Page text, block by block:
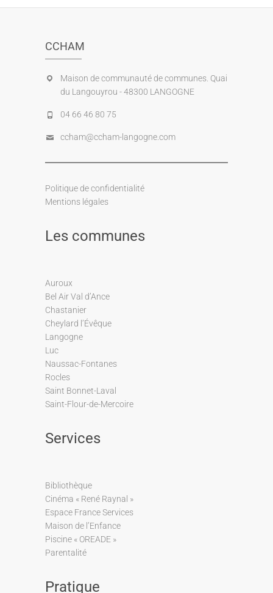
CCHAM
Maison de communauté de communes. Quai
du Langouyrou - 48300 LANGOGNE
04 66 46 80 75
ccham@ccham-langogne.com
Politique de confidentialité
Mentions légales
Les communes
Auroux
Bel Air Val d’Ance
Chastanier
Cheylard l’Évêque
Langogne
Luc
Naussac-Fontanes
Rocles
Saint Bonnet-Laval
Saint-Flour-de-Mercoire
Services
Bibliothèque
Cinéma « René Raynal »
Espace France Services
Maison de l’Enfance
Piscine « OREADE »
Parentalité
Pratique